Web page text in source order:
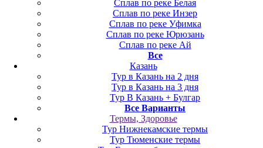
Сплав по реке Белая
Сплав по реке Инзер
Сплав по реке Уфимка
Сплав по реке Юрюзань
Сплав по реке Ай
Все
Казань
Тур в Казань на 2 дня
Тур в Казань на 3 дня
Тур В Казань + Булгар
Все Варианты
Термы, Здоровье
Тур Нижнекамские термы
Тур Тюменские термы